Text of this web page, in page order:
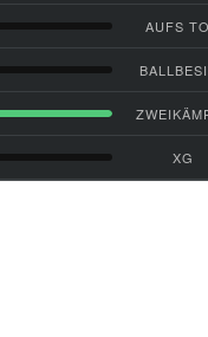
AUFS
XG